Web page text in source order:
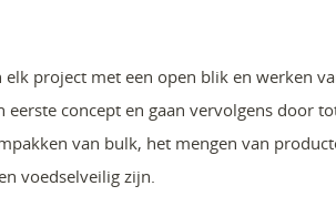
project met een open blik en werken
eerste concept en gaan vervolgens door
van bulk, het mengen van
voedselveilig zijn.